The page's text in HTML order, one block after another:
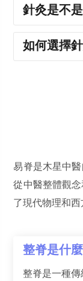
針灸是不
如何選擇
易脊是木星中
從中醫整體觀
了現代物理和西
整脊是什
整脊是一種